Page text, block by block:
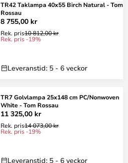
TR42 Taklampa 40x55 Birch Natural - Tom
Rossau
8 755,00 kr
Rek. pris10 812,00 kr
Rek. pris -19%
Leveranstid: 5 - 6 veckor
TR7 Golvlampa 25x148 cm PC/Nonwoven
White - Tom Rossau
11 325,00 kr
Rek. pris14 073,00 kr
Rek. pris -19%
Leveranstid: 5 - 6 veckor